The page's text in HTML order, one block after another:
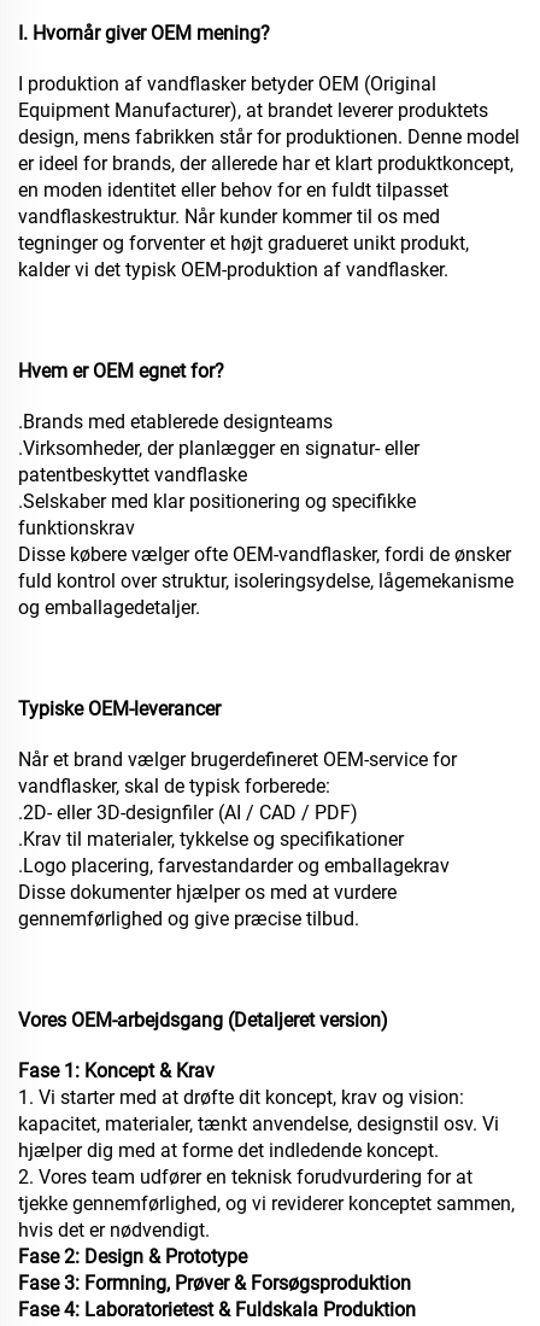
I. Hvornår giver OEM mening?
I produktion af vandflasker betyder OEM (Original
Equipment Manufacturer), at brandet leverer produktets
design, mens fabrikken står for produktionen. Denne model
er ideel for brands, der allerede har et klart produktkoncept,
en moden identitet eller behov for en fuldt tilpasset
vandflaskestruktur. Når kunder kommer til os med
tegninger og forventer et højt gradueret unikt produkt,
kalder vi det typisk OEM-produktion af vandflasker.
Hvem er OEM egnet for?
.Brands med etablerede designteams
.Virksomheder, der planlægger en signatur- eller
patentbeskyttet vandflaske
.Selskaber med klar positionering og specifikke
funktionskrav
Disse købere vælger ofte OEM-vandflasker, fordi de ønsker
fuld kontrol over struktur, isoleringsydelse, lågemekanisme
og emballagedetaljer.
Typiske OEM-leverancer
Når et brand vælger brugerdefineret OEM-service for
vandflasker, skal de typisk forberede:
.2D- eller 3D-designfiler (AI / CAD / PDF)
.Krav til materialer, tykkelse og specifikationer
.Logo placering, farvestandarder og emballagekrav
Disse dokumenter hjælper os med at vurdere
gennemførlighed og give præcise tilbud.
Vores OEM-arbejdsgang (Detaljeret version)
Fase 1: Koncept & Krav
1. Vi starter med at drøfte dit koncept, krav og vision:
kapacitet, materialer, tænkt anvendelse, designstil osv. Vi
hjælper dig med at forme det indledende koncept.
2. Vores team udfører en teknisk forudvurdering for at
tjekke gennemførlighed, og vi reviderer konceptet sammen,
hvis det er nødvendigt.
Fase 2: Design & Prototype
Fase 3: Formning, Prøver & Forsøgsproduktion
Fase 4: Laboratorietest & Fuldskala Produktion